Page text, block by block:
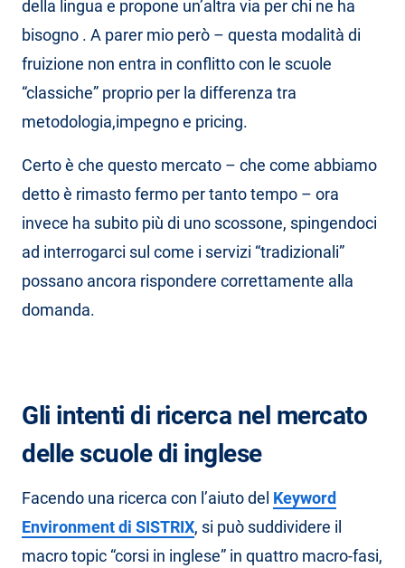
della lingua e propone un’altra via per chi ne ha
bisogno . A parer mio però – questa modalità di
fruizione non entra in conflitto con le scuole
“classiche” proprio per la differenza tra
metodologia,impegno e pricing.
Certo è che questo mercato – che come abbiamo
detto è rimasto fermo per tanto tempo – ora
invece ha subito più di uno scossone, spingendoci
ad interrogarci sul come i servizi “tradizionali”
possano ancora rispondere correttamente alla
domanda.
Gli intenti di ricerca nel mercato
delle scuole di inglese
Facendo una ricerca con l’aiuto del Keyword
Environment di SISTRIX, si può suddividere il
macro topic “corsi in inglese” in quattro macro-fasi,